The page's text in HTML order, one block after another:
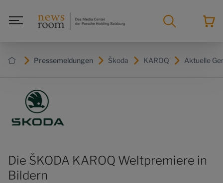
Pressemeldungen Škoda KAROQ Aktuelle
Die ŠKODA KAROQ Weltpremiere in
Bildern